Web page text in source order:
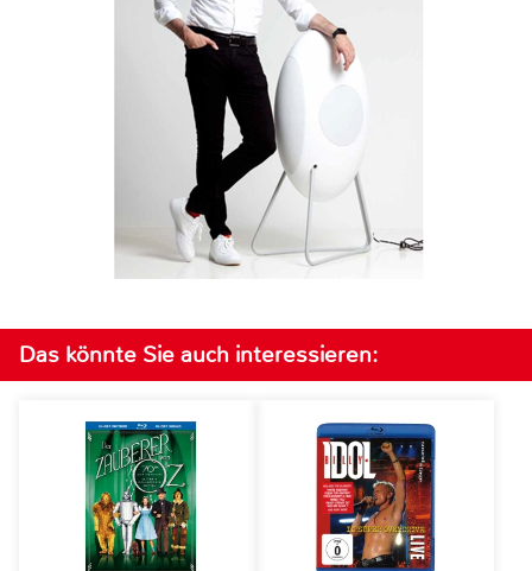
Das könnte Sie auch interessieren: